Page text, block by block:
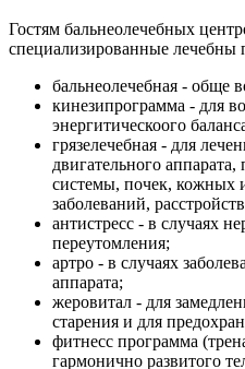
Гостям бальнеолечебных
специализированные лечебны
бальнеолечебная - обще
кинезипрограмма - для
энергитическоого
грязелечебная - для
двигательного
системы, почек, кожных
заболеваний,
антистресс - в случаях
переутомления;
артро - в случаях
аппарата;
жеровитал - для
старения и для
фитнесс программа
гармонично развитого